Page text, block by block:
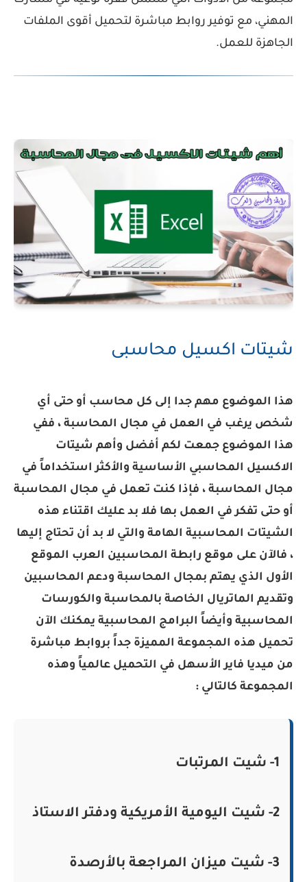
المهني، مع توفير روابط مباشرة لتحميل أقوى الملفات
الجاهزة للعمل.
شيتات اكسيل محاسبى
هذا الموضوع مهم جدا إلى كل محاسب أو حتى أي
شخص يرغب في العمل في مجال المحاسبة ، ففي
هذا الموضوع جمعت لكم أفضل وأهم شيتات
الاكسيل المحاسبي الأساسية والأكثر استخداماً في
مجال المحاسبة ، فإذا كنت تعمل في مجال المحاسبة
أو حتى تفكر في العمل بها فلا بد عليك اقتناء هذه
الشيتات المحاسبية الهامة والتي لا بد أن تحتاج إليها
، فالآن على موقع رابطة المحاسبين العرب الموقع
الأول الذي يهتم بمجال المحاسبة ودعم المحاسبين
وتقديم الماتريال الخاصة بالمحاسبة والكورسات
المحاسبية وأيضاً البرامج المحاسبية يمكنك الآن
تحميل هذه المجموعة المميزة جداً بروابط مباشرة
من ميديا فاير الأسهل في التحميل عالمياً وهذه
المجموعة كالتالي :
1- شيت المرتبات
2- شيت اليومية الأمريكية ودفتر الاستاذ
3- شيت ميزان المراجعة بالأرصدة